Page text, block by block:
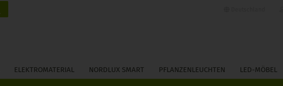
ELEKTROMATERIAL NORDLUX SMART PFLANZENLEUCHTEN LED-MÖBEL